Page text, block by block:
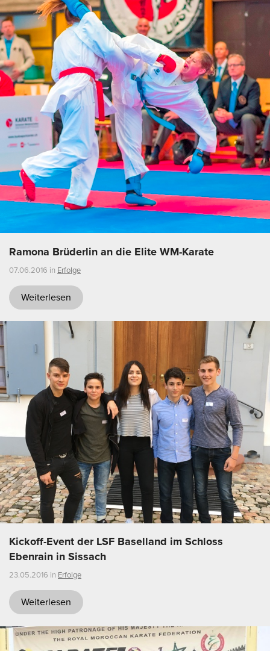
Ramona Brüderlin an die Elite WM-Karate
07.06.2016 in Erfolge
Weiterlesen
Kickoff-Event der LSF Baselland im Schloss
Ebenrain in Sissach
23.05.2016 in Erfolge
Weiterlesen